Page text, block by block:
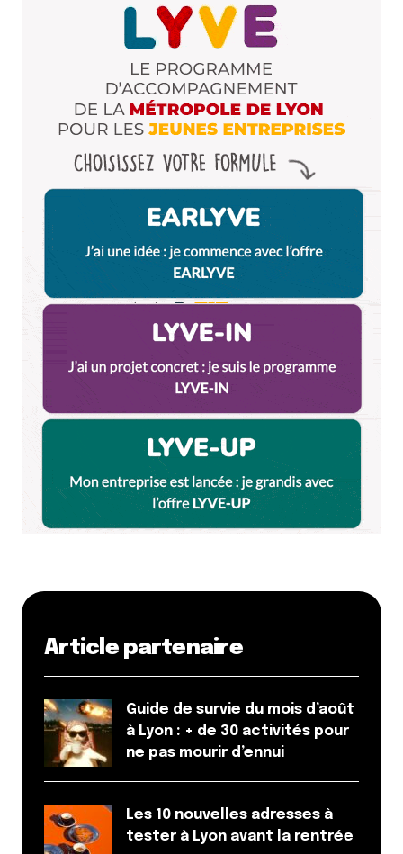
Dis-nous tout
E-mail*
navigateur pour mon prochain commentaire.
Et bim !
Article partenaire
Guide de survie du mois d’août
à Lyon : + de 30 activités pour
ne pas mourir d’ennui
Les 10 nouvelles adresses à
tester à Lyon avant la rentrée